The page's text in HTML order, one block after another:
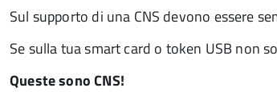
Sul supporto di una CNS devono essere
Se sulla tua smart card o token USB non
Queste sono CNS!